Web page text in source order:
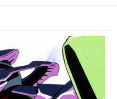
ブログ
その他